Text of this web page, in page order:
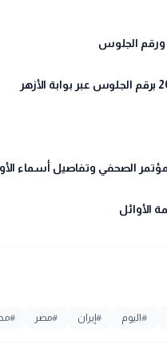
#اليوم #إيران #مصر #